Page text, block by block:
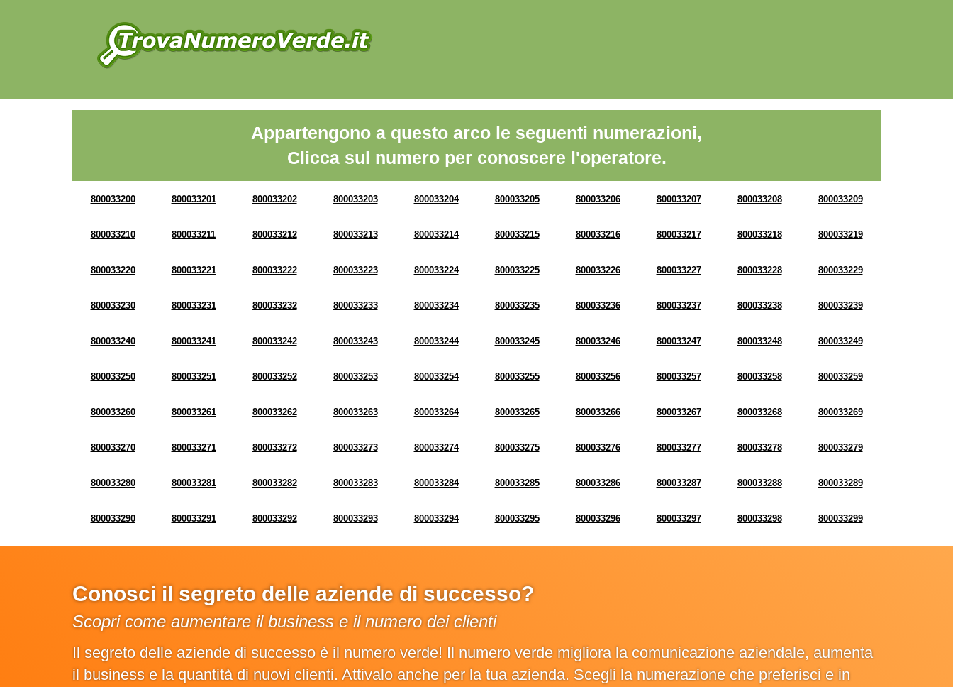
Appartengono a questo arco le seguenti numerazioni,
Clicca sul numero per conoscere l'operatore.
800033200 800033201 800033202 800033203 800033204 800033205 800033206 800033207 800033208 800033209
800033210 800033211 800033212 800033213 800033214 800033215 800033216 800033217 800033218 800033219
800033220 800033221 800033222 800033223 800033224 800033225 800033226 800033227 800033228 800033229
800033230 800033231 800033232 800033233 800033234 800033235 800033236 800033237 800033238 800033239
800033240 800033241 800033242 800033243 800033244 800033245 800033246 800033247 800033248 800033249
800033250 800033251 800033252 800033253 800033254 800033255 800033256 800033257 800033258 800033259
800033260 800033261 800033262 800033263 800033264 800033265 800033266 800033267 800033268 800033269
800033270 800033271 800033272 800033273 800033274 800033275 800033276 800033277 800033278 800033279
800033280 800033281 800033282 800033283 800033284 800033285 800033286 800033287 800033288 800033289
800033290 800033291 800033292 800033293 800033294 800033295 800033296 800033297 800033298 800033299
Conosci il segreto delle aziende di successo?
Scopri come aumentare il business e il numero dei clienti
Il segreto delle aziende di successo è il numero verde! Il numero verde migliora la comunicazione aziendale, aumenta
il business e la quantità di nuovi clienti. Attivalo anche per la tua azienda. Scegli la numerazione che preferisci e in